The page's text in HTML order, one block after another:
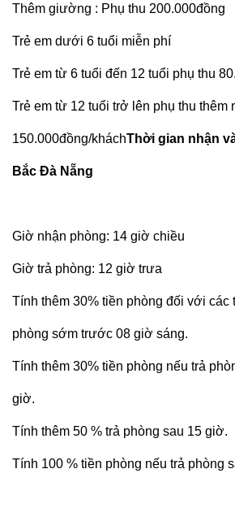
Thêm giường : Phụ thu 200.000đồng
Trẻ em dưới 6 tuổi miễn phí
Trẻ em từ 6 tuổi đến 12 tuổi phụ thu
Trẻ em từ 12 tuổi trở lên phụ thu thêm
150.000đồng/kháchThời gian nhận
Bắc Đà Nẵng
Giờ nhận phòng: 14 giờ chiều
Giờ trả phòng: 12 giờ trưa
Tính thêm 30% tiền phòng đối với
phòng sớm trước 08 giờ sáng.
Tính thêm 30% tiền phòng nếu trả
giờ.
Tính thêm 50 % trả phòng sau 15 giờ.
Tính 100 % tiền phòng nếu trả phòng